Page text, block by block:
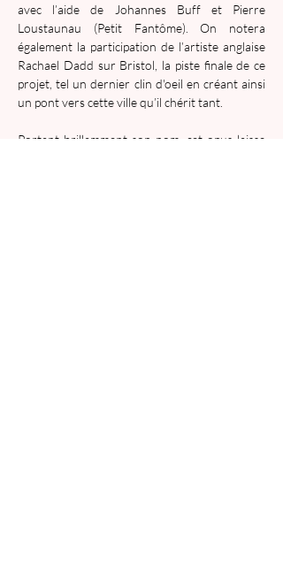
avec l’aide de Johannes Buff et Pierre
Loustaunau (Petit Fantôme). On notera
également la participation de l’artiste anglaise
Rachael Dadd sur Bristol, la piste finale de ce
projet, tel un dernier clin d'oeil en créant ainsi
un pont vers cette ville qu’il chérit tant.
Portant brillamment son nom, cet opus laisse